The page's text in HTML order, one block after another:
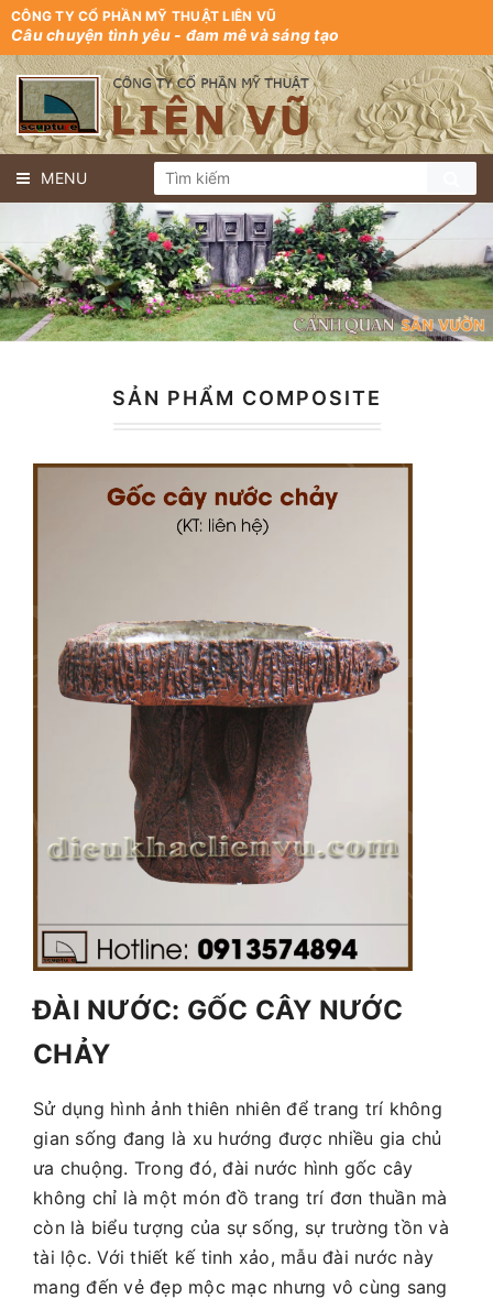
CÔNG TY CỔ PHẦN MỸ THUẬT LIÊN VŨ
Câu chuyện tình yêu - đam mê và sáng tạo
MENU
SẢN PHẨM COMPOSITE
ĐÀI NƯỚC: GỐC CÂY NƯỚC
CHẢY
Sử dụng hình ảnh thiên nhiên để trang trí không
gian sống đang là xu hướng được nhiều gia chủ
ưa chuộng. Trong đó, đài nước hình gốc cây
không chỉ là một món đồ trang trí đơn thuần mà
còn là biểu tượng của sự sống, sự trường tồn và
tài lộc. Với thiết kế tinh xảo, mẫu đài nước này
mang đến vẻ đẹp mộc mạc nhưng vô cùng sang